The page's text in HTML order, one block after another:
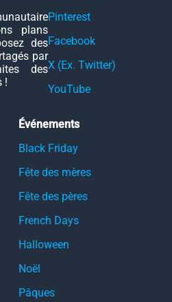
plans
des
par
des
!
Pinterest
Facebook
X (Ex. Twitter)
YouTube
Événements
Black Friday
Fête des mères
Fête des pères
French Days
Halloween
Noël
Pâques